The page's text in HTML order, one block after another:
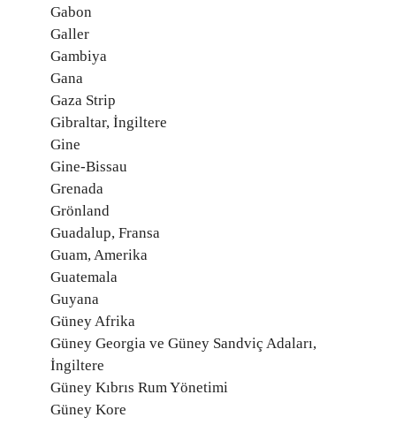
Gabon
Galler
Gambiya
Gana
Gaza Strip
Gibraltar, İngiltere
Gine
Gine-Bissau
Grenada
Grönland
Guadalup, Fransa
Guam, Amerika
Guatemala
Guyana
Güney Afrika
Güney Georgia ve Güney Sandviç Adaları,
İngiltere
Güney Kıbrıs Rum Yönetimi
Güney Kore